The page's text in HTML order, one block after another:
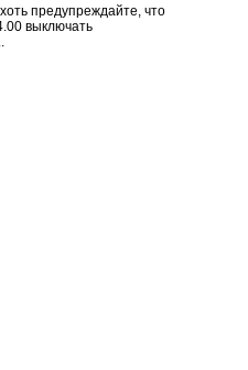
предупреждайте, что
выключать